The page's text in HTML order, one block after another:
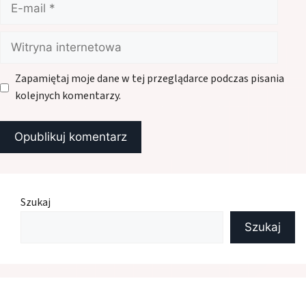
mail
Witryna
internetowa
Zapamiętaj moje dane w tej przeglądarce podczas pisania
kolejnych komentarzy.
Szukaj
Szukaj